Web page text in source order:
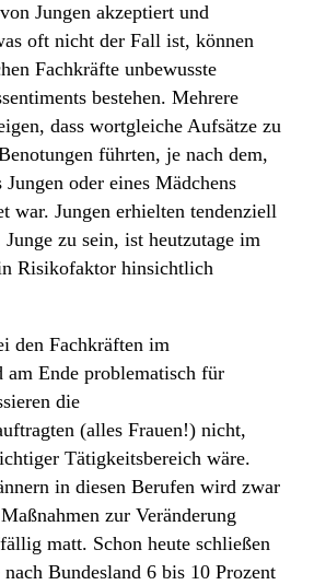
Jungen akzeptiert und
oft nicht der Fall ist, können
Fachkräfte unbewusste
bestehen. Mehrere
dass wortgleiche Aufsätze zu
führten, je nach dem,
oder eines Mädchens
war. Jungen erhielten tendenziell
zu sein, ist heutzutage im
Risikofaktor hinsichtlich
den Fachkräften im
am Ende problematisch für
die
(alles Frauen!) nicht,
Tätigkeitsbereich wäre.
in diesen Berufen wird zwar
zur Veränderung
matt. Schon heute schließen
Bundesland 6 bis 10 Prozent